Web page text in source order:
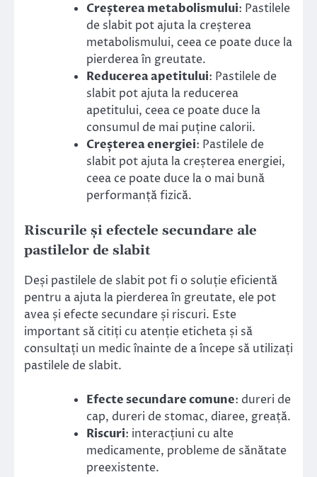
Creșterea metabolismului: Pastilele
de slabit pot ajuta la creșterea
metabolismului, ceea ce poate duce la
pierderea în greutate.
Reducerea apetitului: Pastilele de
slabit pot ajuta la reducerea
apetitului, ceea ce poate duce la
consumul de mai puține calorii.
Creșterea energiei: Pastilele de
slabit pot ajuta la creșterea energiei,
ceea ce poate duce la o mai bună
performanță fizică.
Riscurile și efectele secundare ale
pastilelor de slabit
Deși pastilele de slabit pot fi o soluție eficientă
pentru a ajuta la pierderea în greutate, ele pot
avea și efecte secundare și riscuri. Este
important să citiți cu atenție eticheta și să
consultați un medic înainte de a începe să utilizați
pastilele de slabit.
Efecte secundare comune: dureri de
cap, dureri de stomac, diaree, greață.
Riscuri: interacțiuni cu alte
medicamente, probleme de sănătate
preexistente.